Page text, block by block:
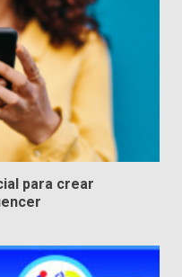
para crear